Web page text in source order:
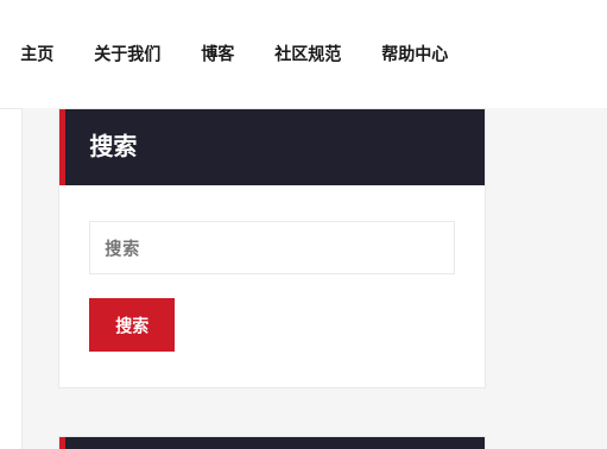
主页 关于我们 博客 社区规范 帮助中心
搜索